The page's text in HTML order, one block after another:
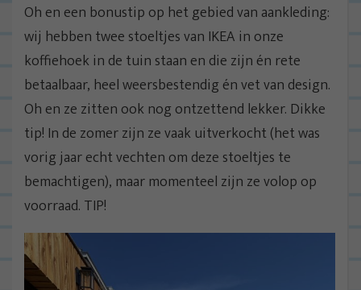
Oh en een bonustip op het gebied van aankleding:
wij hebben twee stoeltjes van IKEA in onze
koffiehoek in de tuin staan en die zijn én rete
betaalbaar, heel weersbestendig én vet van design.
Oh en ze zitten ook nog ontzettend lekker. Dikke
tip! In de zomer zijn ze vaak uitverkocht (het was
vorig jaar echt vechten om deze stoeltjes te
bemachtigen), maar momenteel zijn ze volop op
voorraad. TIP!